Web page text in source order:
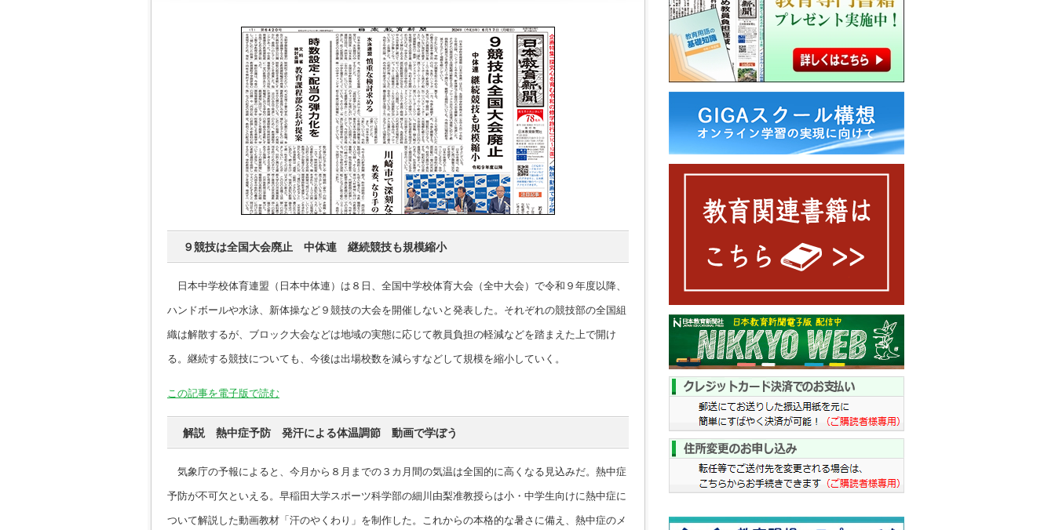
９競技は全国大会廃止 中体連 継続競技も規模縮小
日本中学校体育連盟（日本中体連）は８日、全国中学校体育大会（全中大会）で令和９年度以降、
ハンドボールや水泳、新体操など９競技の大会を開催しないと発表した。それぞれの競技部の全国組
織は解散するが、ブロック大会などは地域の実態に応じて教員負担の軽減などを踏まえた上で開け
る。継続する競技についても、今後は出場校数を減らすなどして規模を縮小していく。
この記事を電子版で読む
解説 熱中症予防 発汗による体温調節 動画で学ぼう
気象庁の予報によると、今月から８月までの３カ月間の気温は全国的に高くなる見込みだ。熱中症
予防が不可欠といえる。早稲田大学スポーツ科学部の細川由梨准教授らは小・中学生向けに熱中症に
ついて解説した動画教材「汗のやくわり」を制作した。これからの本格的な暑さに備え、熱中症のメ